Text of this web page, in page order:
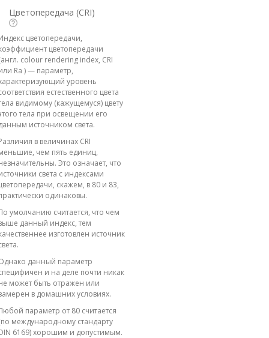
Цветопередача (CRI)
цветопередачи,
цветопередачи
colour rendering index, CRI
Ra ) — параметр,
уровень
естественного цвета
видимому (кажущемуся) цвету
тела при освещении его
источником света.
в величинах CRI
чем пять единиц,
Это означает, что
света с индексами
скажем, в 80 и 83,
одинаковы.
умолчанию считается, что чем
данный индекс, тем
изготовлен источник
данный параметр
и на деле почти никак
может быть отражен или
в домашних условиях.
параметр от 80 считается
международному стандарту
6169) хорошим и допустимым.